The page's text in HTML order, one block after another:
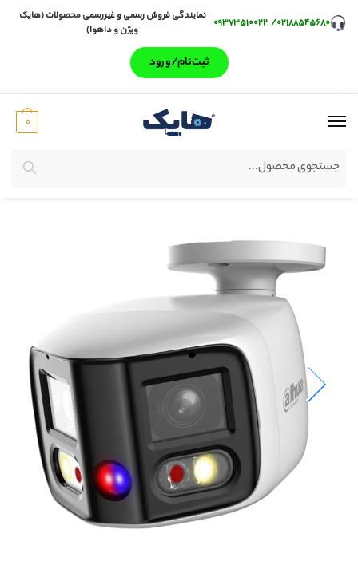
۰۲۱۸۸۵۴۵۶۸۰/ ۰۹۳۷۳۵۱۰۰۲۲
نمایندگی فروش رسمی و غیررسمی محصولات (هایک
ویژن و داهوا)
ثبت‌‌نام/ورود
جستجو
0